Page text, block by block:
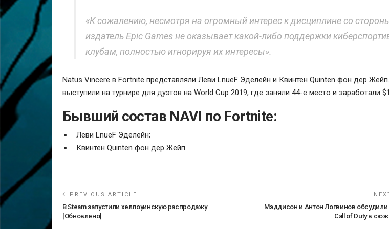
«К сожалению, несмотря на огромный интерес к дисциплине со
издатель Epic Games не оказывает какой-либо поддержки
клубам, полностью игнорируя их интересы».
Natus Vincere в Fortnite представляли Леви LnueF Эделейн и Квинтен Quinten фон дер
выступили на турнире для дуэтов на World Cup 2019, где заняли 44-е место и заработали
Бывший состав NAVI по Fortnite:
Леви LnueF Эделейн;
Квинтен Quinten фон дер Жейп.
PREVIOUS ARTICLE
В Steam запустили хеллоуинскую распродажу
[Обновлено]
Мэддисон и Антон Логвинов
Call of Duty в